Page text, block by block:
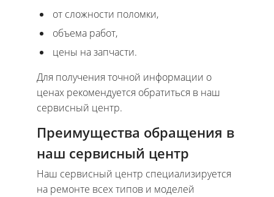
от сложности поломки,
объема работ,
цены на запчасти.
Для получения точной информации о
ценах рекомендуется обратиться в наш
сервисный центр.
Преимущества обращения в
наш сервисный центр
Наш сервисный центр специализируется
на ремонте всех типов и моделей